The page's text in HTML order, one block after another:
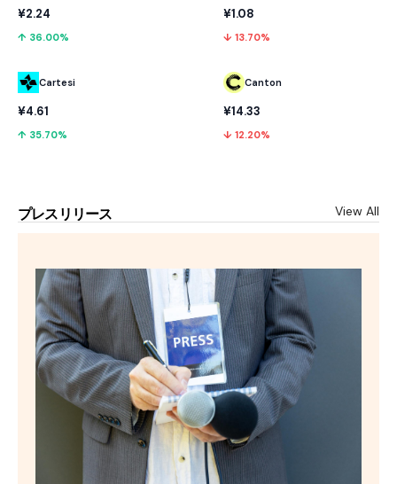
¥2.24
↑ 36.00%
Cartesi
¥4.61
↑ 35.70%
¥1.08
↓ 13.70%
Canton
¥14.33
↓ 12.20%
プレスリリース View All